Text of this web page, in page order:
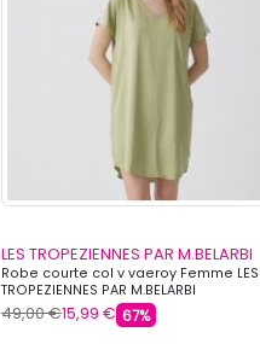
LES TROPEZIENNES PAR M.BELARBI
Robe courte col v vaeroy Femme LES
TROPEZIENNES PAR M.BELARBI
49,00 €15,99 € 67%